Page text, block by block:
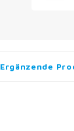
Ergänzende